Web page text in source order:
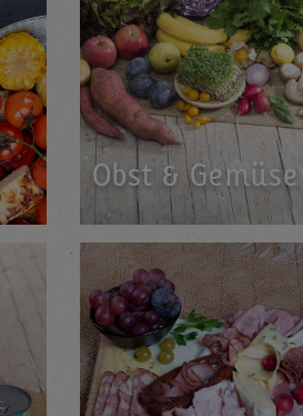
Obst & Ge­mü­se